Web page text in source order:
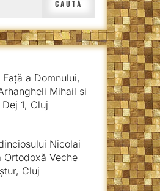
a Domnului,
Mihail si
1, Cluj
Nicolai
Ortodoxă Veche
Cluj